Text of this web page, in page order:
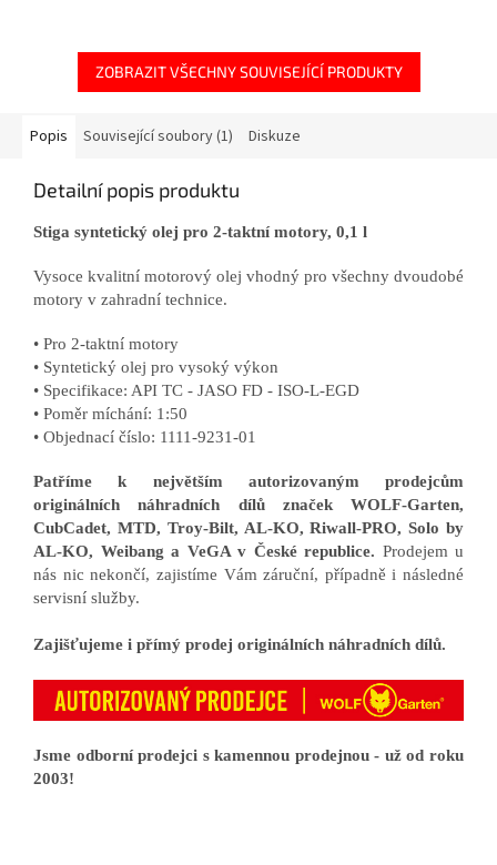
ZOBRAZIT VŠECHNY SOUVISEJÍCÍ PRODUKTY
Popis Související soubory (1) Diskuze
Detailní popis produktu
Stiga syntetický olej pro 2-taktní motory, 0,1 l
Vysoce kvalitní motorový olej vhodný pro všechny dvoudobé
motory v zahradní technice.
• Pro 2-taktní motory
• Syntetický olej pro vysoký výkon
• Specifikace: API TC - JASO FD - ISO-L-EGD
• Poměr míchání: 1:50
• Objednací číslo: 1111-9231-01
Patříme k největším autorizovaným prodejcům
originálních náhradních dílů značek WOLF-Garten,
CubCadet, MTD, Troy-Bilt, AL-KO, Riwall-PRO, Solo by
AL-KO, Weibang a VeGA v České republice. Prodejem u
nás nic nekončí, zajistíme Vám záruční, případně i následné
servisní služby.
Zajišťujeme i přímý prodej originálních náhradních dílů.
Jsme odborní prodejci s kamennou prodejnou - už od roku
2003!